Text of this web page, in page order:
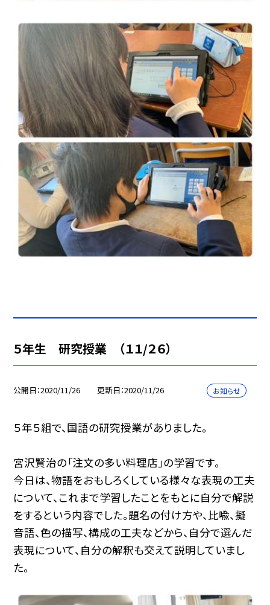
５年生 研究授業 （１１/２６）
公開日 2020/11/26 更新日 2020/11/26 お知らせ
５年５組で、国語の研究授業がありました。
宮沢賢治の「注文の多い料理店」の学習です。
今日は、物語をおもしろくしている様々な表現の工夫
について、これまで学習したことをもとに自分で解説
をするという内容でした。題名の付け方や、比喩、擬
音語、色の描写、構成の工夫などから、自分で選んだ
表現について、自分の解釈も交えて説明していまし
た。